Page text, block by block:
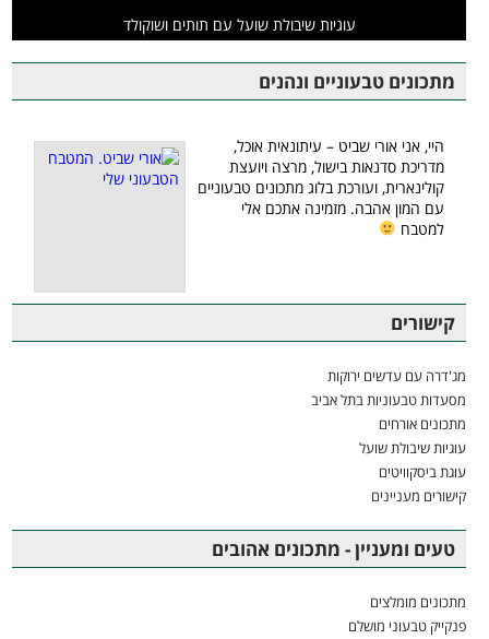
עוגיות שיבולת שועל עם תותים ושוקולד
מתכונים טבעוניים ונהנים
היי, אני אורי שביט – עיתונאית אוכל,
מדריכת סדנאות בישול, מרצה ויועצת
קולינארית, ועורכת בלוג מתכונים טבעוניים
עם המון אהבה. מזמינה אתכם אלי
למטבח
קישורים
מג'דרה עם עדשים ירוקות
מסעדות טבעוניות בתל אביב
מתכונים אורחים
עוגיות שיבולת שועל
עוגת ביסקוויטים
קישורים מעניינים
טעים ומעניין - מתכונים אהובים
מתכונים מומלצים
פנקייק טבעוני מושלם